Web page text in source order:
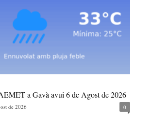
a Gavà avui 6 de Agost de 2026
de 2026 0